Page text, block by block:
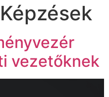
Képzések
vezetőknek